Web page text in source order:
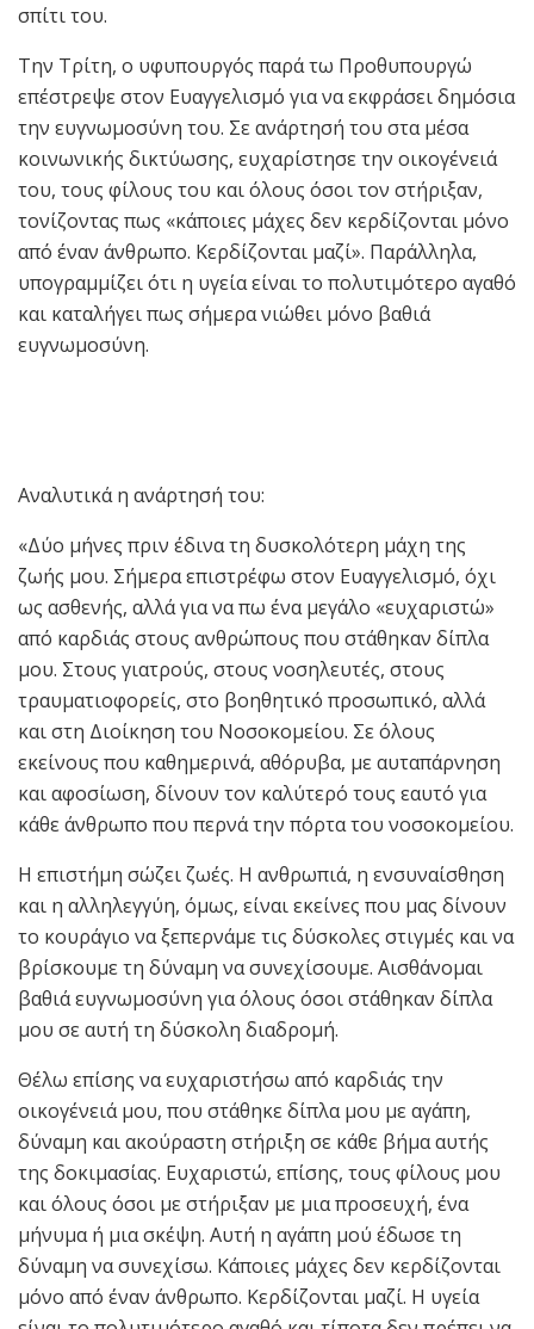
σπίτι του.
Την Τρίτη, ο υφυπουργός παρά τω Προθυπουργώ
επέστρεψε στον Ευαγγελισμό για να εκφράσει δημόσια
την ευγνωμοσύνη του. Σε ανάρτησή του στα μέσα
κοινωνικής δικτύωσης, ευχαρίστησε την οικογένειά
του, τους φίλους του και όλους όσοι τον στήριξαν,
τονίζοντας πως «κάποιες μάχες δεν κερδίζονται μόνο
από έναν άνθρωπο. Κερδίζονται μαζί». Παράλληλα,
υπογραμμίζει ότι η υγεία είναι το πολυτιμότερο αγαθό
και καταλήγει πως σήμερα νιώθει μόνο βαθιά
ευγνωμοσύνη.
Αναλυτικά η ανάρτησή του:
«Δύο μήνες πριν έδινα τη δυσκολότερη μάχη της
ζωής μου. Σήμερα επιστρέφω στον Ευαγγελισμό, όχι
ως ασθενής, αλλά για να πω ένα μεγάλο «ευχαριστώ»
από καρδιάς στους ανθρώπους που στάθηκαν δίπλα
μου. Στους γιατρούς, στους νοσηλευτές, στους
τραυματιοφορείς, στο βοηθητικό προσωπικό, αλλά
και στη Διοίκηση του Νοσοκομείου. Σε όλους
εκείνους που καθημερινά, αθόρυβα, με αυταπάρνηση
και αφοσίωση, δίνουν τον καλύτερό τους εαυτό για
κάθε άνθρωπο που περνά την πόρτα του νοσοκομείου.
Η επιστήμη σώζει ζωές. Η ανθρωπιά, η ενσυναίσθηση
και η αλληλεγγύη, όμως, είναι εκείνες που μας δίνουν
το κουράγιο να ξεπερνάμε τις δύσκολες στιγμές και να
βρίσκουμε τη δύναμη να συνεχίσουμε. Αισθάνομαι
βαθιά ευγνωμοσύνη για όλους όσοι στάθηκαν δίπλα
μου σε αυτή τη δύσκολη διαδρομή.
Θέλω επίσης να ευχαριστήσω από καρδιάς την
οικογένειά μου, που στάθηκε δίπλα μου με αγάπη,
δύναμη και ακούραστη στήριξη σε κάθε βήμα αυτής
της δοκιμασίας. Ευχαριστώ, επίσης, τους φίλους μου
και όλους όσοι με στήριξαν με μια προσευχή, ένα
μήνυμα ή μια σκέψη. Αυτή η αγάπη μού έδωσε τη
δύναμη να συνεχίσω. Κάποιες μάχες δεν κερδίζονται
μόνο από έναν άνθρωπο. Κερδίζονται μαζί. Η υγεία